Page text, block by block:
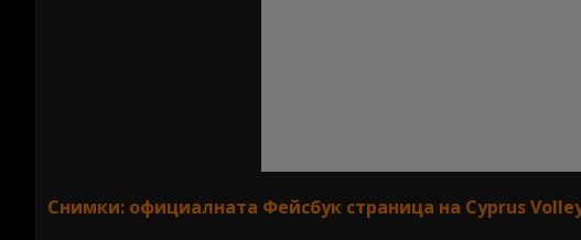
Снимки: официалната Фейсбук страница на Cyprus